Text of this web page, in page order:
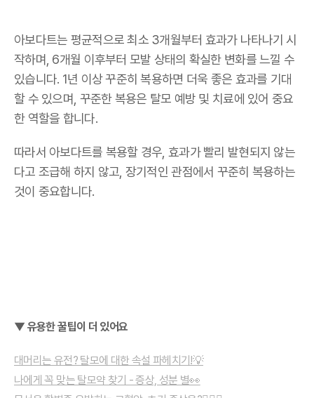
아보다트는 평균적으로 최소 3개월부터 효과가 나타나기 시
작하며, 6개월 이후부터 모발 상태의 확실한 변화를 느낄 수
있습니다. 1년 이상 꾸준히 복용하면 더욱 좋은 효과를 기대
할 수 있으며, 꾸준한 복용은 탈모 예방 및 치료에 있어 중요
한 역할을 합니다.
따라서 아보다트를 복용할 경우, 효과가 빨리 발현되지 않는
다고 조급해 하지 않고, 장기적인 관점에서 꾸준히 복용하는
것이 중요합니다.
▼ 유용한 꿀팁이 더 있어요
대머리는 유전? 탈모에 대한 속설 파헤치기!💡
나에게 꼭 맞는 탈모약 찾기 - 증상, 성분 별👀